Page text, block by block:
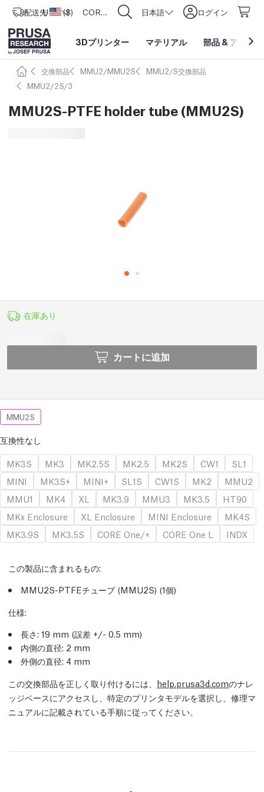
配送先 アメリカ合衆国
USD ($) CORE One L: Now In Stock! 日本語 ログイン
3Dプリンター マテリアル 部品 & アクセ
交換部品 MMU2/MMU2S
MMU2/S交換部品
MMU2/2S/3
MMU2S-PTFE holder tube (MMU2S)
在庫あり
カートに追加
MMU2S
互換性なし
MK3S
MK3 MK2.5S MK2.5 MK2S CW1
SL1
MINI
MK3S+ MINI+ SL1S CW1S MK2
MMU2
MMU1
MK4 XL MK3.9 MMU3 MK3.5
HT90
MKx Enclosure
XL Enclosure MINI Enclosure
MK4S
MK3.9S
MK3.5S CORE One/+ CORE One L INDX
この製品に含まれるもの:
MMU2S-PTFEチューブ (MMU2S) (1個)
仕様:
長さ: 19 mm (誤差 +/- 0.5 mm)
内側の直径: 2 mm
外側の直径: 4 mm
この交換部品を正しく取り付けるには、 help.prusa3d.comのナレ
ッジベースにアクセスし、特定のプリンタモデルを選択し、修理マ
ニュアルに記載されている手順に従ってください。